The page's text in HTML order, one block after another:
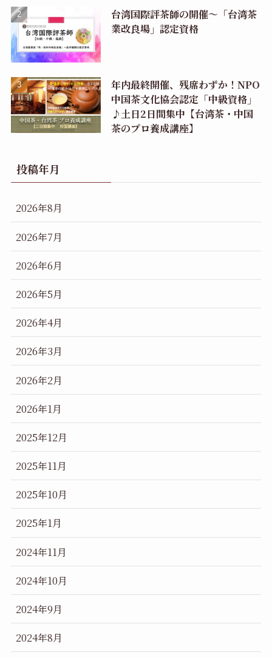
台湾国際評茶師の開催〜「台湾茶
業改良場」認定資格
年内最終開催、残席わずか！NPO
中国茶文化協会認定「中級資格」
♪土日2日間集中【台湾茶・中国
茶のプロ養成講座】
投稿年月
2026年8月
2026年7月
2026年6月
2026年5月
2026年4月
2026年3月
2026年2月
2026年1月
2025年12月
2025年11月
2025年10月
2025年1月
2024年11月
2024年10月
2024年9月
2024年8月